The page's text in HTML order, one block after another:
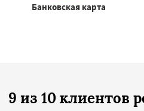
Банковская карта
9 из 10 клиентов